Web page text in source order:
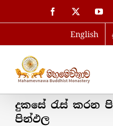
to
Facebook
English
දුකසේ රැස් කරන
පින්ඵල